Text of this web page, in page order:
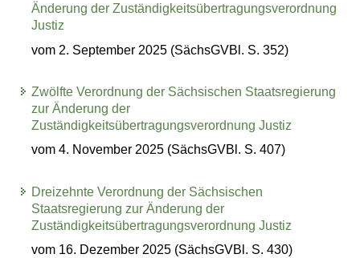
Änderung der Zuständigkeitsübertragungsverordnung
Justiz
vom 2. September 2025 (SächsGVBl. S. 352)
Zwölfte Verordnung der Sächsischen Staatsregierung
zur Änderung der
Zuständigkeitsübertragungsverordnung Justiz
vom 4. November 2025 (SächsGVBl. S. 407)
Dreizehnte Verordnung der Sächsischen
Staatsregierung zur Änderung der
Zuständigkeitsübertragungsverordnung Justiz
vom 16. Dezember 2025 (SächsGVBl. S. 430)